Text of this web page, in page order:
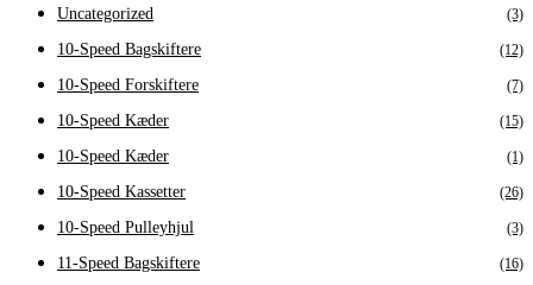
Uncategorized (3)
10-Speed Bagskiftere (12)
10-Speed Forskiftere (7)
10-Speed Kæder (15)
10-Speed Kæder (1)
10-Speed Kassetter (26)
10-Speed Pulleyhjul (3)
11-Speed Bagskiftere (16)